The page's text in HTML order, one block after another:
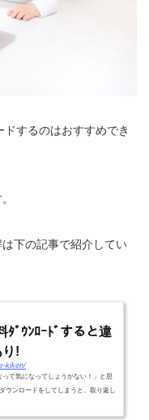
するのはおすすめでき
下の記事で紹介してい
ﾀﾞｳﾝﾛｰﾄﾞすると違
り!
kiken/
って気になってしょうがない！」と思
ウンロードをしてしまうと、取り返し